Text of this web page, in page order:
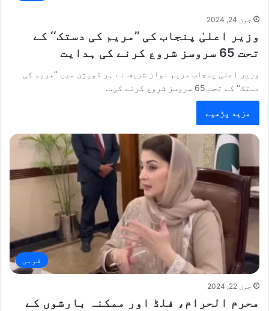
جون 24, 2024
وزیر اعلیٰ پنجاب کی ’’مریم کی دستک‘‘ کے
تحت 65 سروسز شروع کرنے کی ہدایت
وزیر اعلیٰ پنجاب مریم نواز شریف نے ہر ڈویژن میں ’’مریم کی
دستک‘‘ کے تحت 65 سروسز شروع کرنے کی…
مزید پڑھیے
قومی
جون 22, 2024
محرم الحرام، فلڈ اور ممکنہ بارشوں کے